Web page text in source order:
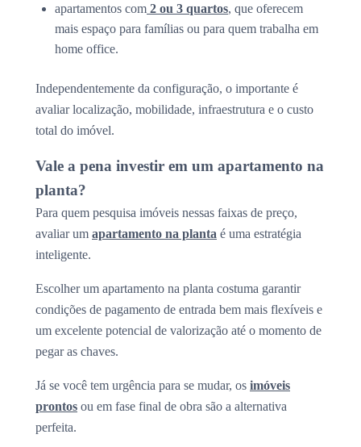
apartamentos com 2 ou 3 quartos, que oferecem
mais espaço para famílias ou para quem trabalha em
home office.
Independentemente da configuração, o importante é
avaliar localização, mobilidade, infraestrutura e o custo
total do imóvel.
Vale a pena investir em um apartamento na
planta?
Para quem pesquisa imóveis nessas faixas de preço,
avaliar um apartamento na planta é uma estratégia
inteligente.
Escolher um apartamento na planta costuma garantir
condições de pagamento de entrada bem mais flexíveis e
um excelente potencial de valorização até o momento de
pegar as chaves.
Já se você tem urgência para se mudar, os imóveis
prontos ou em fase final de obra são a alternativa
perfeita.